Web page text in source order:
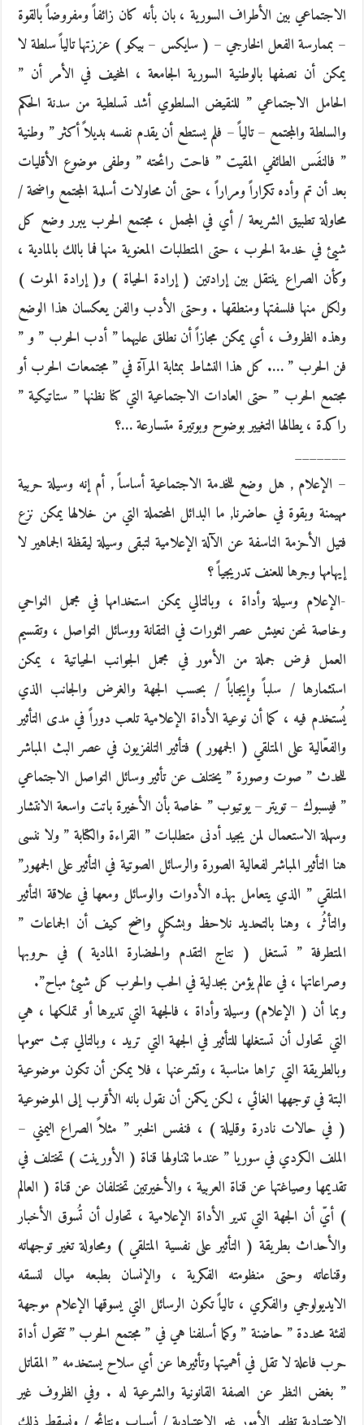
الاجتماعي بين الأطراف السورية ، بان بأنه كان زائفاً ومفروضاً بالقوة
– بممارسة الفعل الخارجي – ( سايكس – بيكو ) عززتها تالياً سلطة لا
يمكن أن نصفها بالوطنية السورية الجامعة ، المخيف في الأمر أن ”
الحامل الاجتماعي ” للنقيض السلطوي أشد تسلطية من سدنة الحكم
والسلطة والمجتمع – تالياً – فلم يستطع أن يقدم نفسه بديلاً أكثر ” وطنية
” فالنفَس الطائفي المقيت ” فاحت رائحته ” وطفى موضوع الأقليات
بعد أن تم وأده تكراراً ومراراً ، حتى أن محاولات أسلمة المجتمع واضحة /
محاولة تطبيق الشريعة / أي في المجمل ، مجتمع الحرب يبرر وضع كل
شيئ في خدمة الحرب ، حتى المتطلبات المعنوية منها فما بالك بالمادية ،
وكأن الصراع ينتقل بين إرادتين ( إرادة الحياة ) و( إرادة الموت )
ولكل منها فلسفتها ومنطقها . وحتى الأدب والفن يعكسان هذا الوضع
وهذه الظروف ، أي يمكن مجازاً أن نطلق عليهما ” أدب الحرب ” و ”
فن الحرب ” …. كل هذا النشاط بمثابة المرآة في ” مجتمعات الحرب أو
مجتمع الحرب ” حتى العادات الاجتماعية التي كنا نظنها ” ستاتيكية ”
راكدة ، يطالها التغيير بوضوح وبوتيرة متسارعة …؟
_______
– الإعلام , هل وضع للخدمة الاجتماعية أساساً , أم إنه وسيلة حربية
مهيمنة وبقوة في حاضرنا, ما البدائل المحتملة التي من خلالها يمكن نزع
فتيل الأحزمة الناسفة عن الآلة الإعلامية لتبقى وسيلة ليقظة الجماهير لا
إيهامها وجرها للعنف تدريجياً ؟
-الإعلام وسيلة وأداة ، وبالتالي يمكن استخدامها في مجمل النواحي
وخاصة نحن نعيش عصر الثورات في التقانة ووسائل التواصل ، وتقسيم
العمل فرض جملة من الأمور في مجمل الجوانب الحياتية ، يمكن
استثمارها / سلباً وإيجاباً / بحسب الجهة والغرض والجانب الذي
يُستخدم فيه ، كما أن نوعية الأداة الإعلامية تلعب دوراً في مدى التأثير
والفعّالية على المتلقي ( الجمهور ) فتأثير التلفزيون في عصر البث المباشر
للحدث ” صوت وصورة ” يختلف عن تأثير وسائل التواصل الاجتماعي
” فيسبوك – تويتر – يوتيوب ” خاصة بأن الأخيرة باتت واسعة الانتشار
وسهلة الاستعمال لمن يجيد أدنى متطلبات ” القراءة والكتابة ” ولا ننسى
هنا التأثير المباشر لفعالية الصورة والرسائل الصوتية في التأثير على الجمهور”
المتلقي ” الذي يتعامل بهذه الأدوات والوسائل ومعها في علاقة التأثير
والتأثُر ، وهنا بالتحديد نلاحظ وبشكلٍ واضح كيف أن الجماعات ”
المتطرفة ” تستغل ( نتاج التقدم والحضارة المادية ) في حروبها
وصراعاتها ، في عالم يؤمن بجدلية في الحب والحرب كل شيئ مباح”.
وبما أن ( الإعلام) وسيلة وأداة ، فالجهة التي تديرها أو تملكها ، هي
التي تحاول أن تستغلها للتأثير في الجهة التي تريد ، وبالتالي تبث سمومها
وبالطريقة التي تراها مناسبة ، وتشرعنها ، فلا يمكن أن تكون موضوعية
البتة في توجهها الغائي ، لكن يكمن أن نقول بانه الأقرب إلى الموضوعية
( في حالات نادرة وقليلة ) ، فنفس الخبر ” مثلاً الصراع اليمني –
الملف الكردي في سوريا ” عندما تتناولها قناة ( الأورينت ) تختلف في
تقديمها وصياغتها عن قناة العربية ، والأخيرتين تختلفان عن قناة ( العالم
) أيّ أن الجهة التي تدير الأداة الإعلامية ، تحاول أن تُسوق الأخبار
والأحداث بطريقة ( التأثير على نفسية المتلقي ) ومحاولة تغير توجهاته
وقناعاته وحتى منظومته الفكرية ، والإنسان بطبعه ميال لنسقه
الايديولوجي والفكري ، تالياً تكون الرسائل التي يسوقها الإعلام موجهة
لفئة محددة ” حاضنة ” وكما أسلفنا هي في ” مجتمع الحرب ” تتحول أداة
حرب فاعلة لا تقل في أهميتها وتأثيرها عن أي سلاح يستخدمه ” المقاتل
” بغض النظر عن الصفة القانونية والشرعية له . وفي الظروف غير